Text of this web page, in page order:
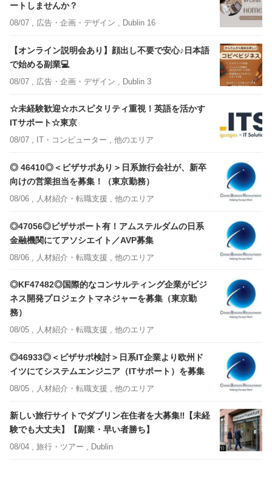
ートしませんか？
08/07 , 広告・企画・デザイン , Dublin 16
【オンライン説明会あり】顔出し不要で安心♪日本語
で始める副業💻
08/07 , 広告・企画・デザイン , Dublin 3
☆未経験歓迎☆ホスピタリティ重視！英語を活かす
ITサポート☆東京
08/07 , IT・コンピューター , 他のエリア
◎ 46410◎＜ビザサポあり＞日系旅行会社が、新卒
向けの営業担当を募集！（東京勤務）
08/06 , 人材紹介・転職支援 , 他のエリア
◎47056◎ビザサポート有！アムステルダムの日系
金融機関にてアソシエイト／AVP募集
08/06 , 人材紹介・転職支援 , 他のエリア
◎KF47482◎国際的なコンサルティング企業がビジ
ネス開発プロジェクトマネジャーを募集（東京勤
務）
08/05 , 人材紹介・転職支援 , 他のエリア
◎46933◎＜ビザサポ検討＞日系IT企業より欧州ド
イツにてシステムエンジニア（ITサポート）を募集
08/05 , 人材紹介・転職支援 , 他のエリア
新しい旅行サイトでダブリン在住者を大募集‼【未経
験でも大丈夫】【副業・早い者勝ち】
08/04 , 旅行・ツアー , Dublin